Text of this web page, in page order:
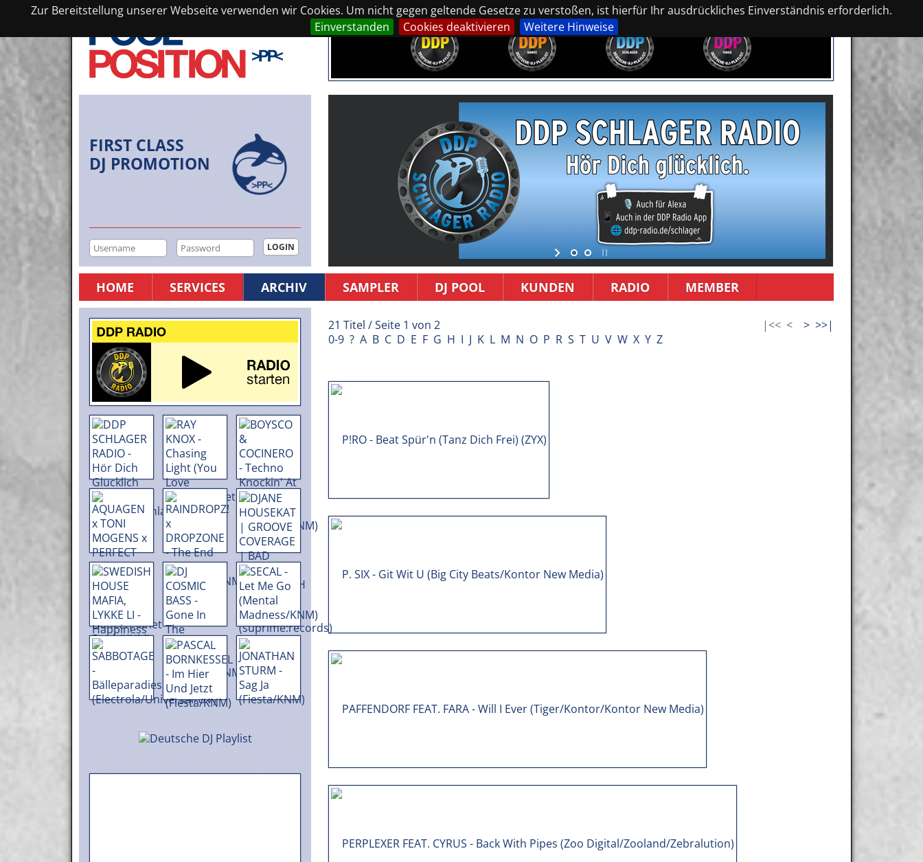
Zur Bereitstellung unserer Webseite verwenden wir Cookies. Um nicht gegen geltende Gesetze zu verstoßen, ist hierfür Ihr ausdrückliches Einverständnis erforderlich.
Einverstanden
Cookies deaktivieren Weitere Hinweise
FIRST CLASS
DJ PROMOTION
HOME SERVICES ARCHIV SAMPLER DJ POOL KUNDEN RADIO MEMBER
21 Titel / Seite 1 von 2 |<< < > >>|
0-9 ? A B C D E F G H I J K L M N O P R S T U V W X Y Z